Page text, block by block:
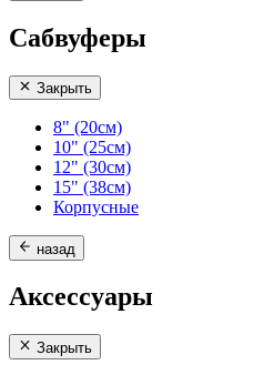
Сабвуферы
Закрыть
8" (20см)
10" (25см)
12" (30см)
15" (38см)
Корпусные
назад
Аксессуары
Закрыть